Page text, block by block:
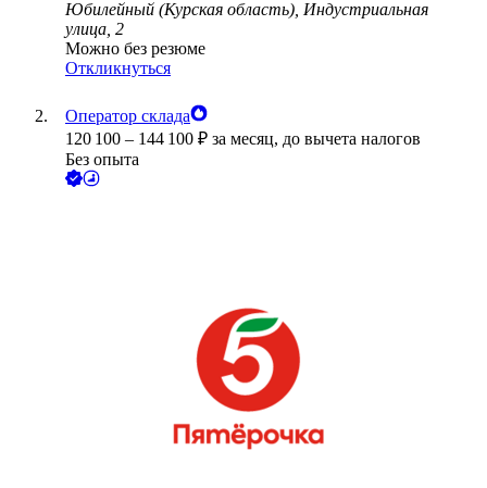
Юбилейный (Курская область), Индустриальная
улица, 2
Можно без резюме
Откликнуться
Оператор склада
120 100 – 144 100 ₽ за месяц, до вычета налогов
Без опыта